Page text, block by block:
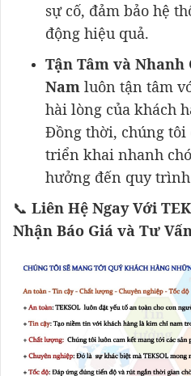
sự cố, đảm bảo hệ
động hiệu quả.
Tận Tâm và Nhanh
Nam luôn tận tâm
hài lòng của khách
Đồng thời, chúng tôi
triển khai nhanh
hưởng đến quy
📞 Liên Hệ Ngay Với
Nhận Báo Giá và Tư